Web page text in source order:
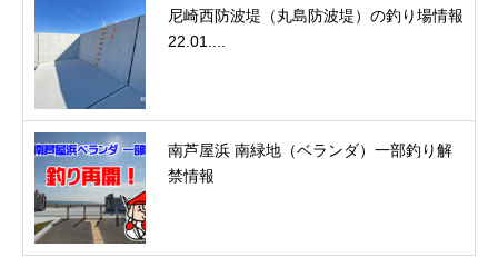
尼崎西防波堤（丸島防波堤）の釣り場情報
22.01....
南芦屋浜 南緑地（ベランダ）一部釣り解
禁情報